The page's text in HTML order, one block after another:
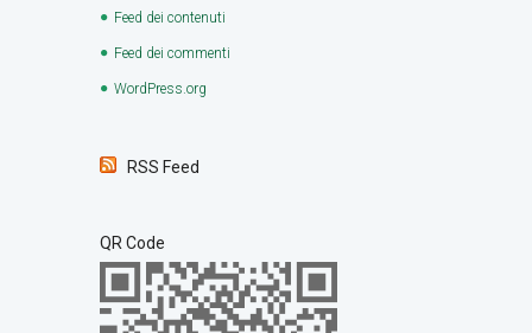
Feed dei contenuti
Feed dei commenti
WordPress.org
RSS Feed
QR Code